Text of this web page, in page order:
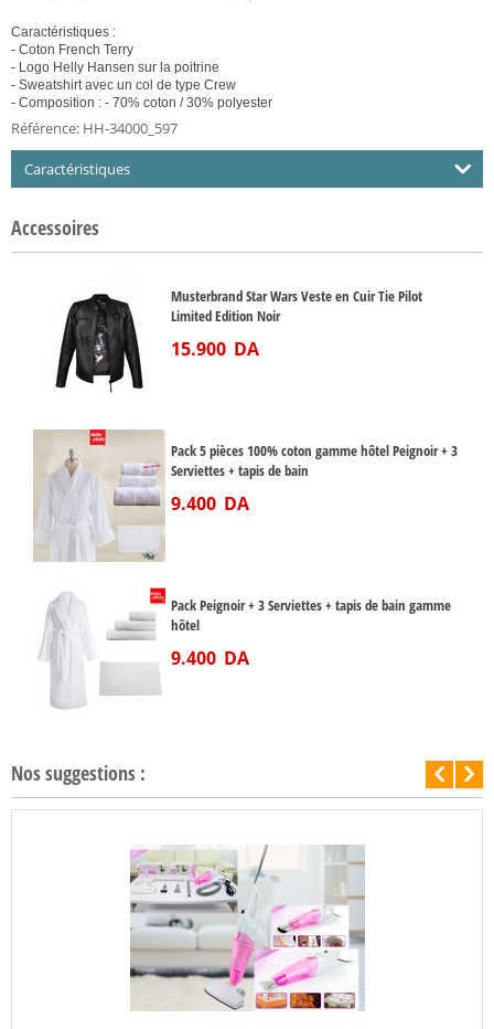
Caractéristiques :
- Coton French Terry
- Logo Helly Hansen sur la poitrine
- Sweatshirt avec un col de type Crew
- Composition : - 70% coton / 30% polyester
Référence: HH-34000_597
Caractéristiques
Accessoires
Musterbrand Star Wars Veste en Cuir Tie Pilot
Limited Edition Noir
15.900 DA
Pack 5 pièces 100% coton gamme hôtel Peignoir + 3
Serviettes + tapis de bain
9.400 DA
Pack Peignoir + 3 Serviettes + tapis de bain gamme
hôtel
9.400 DA
Nos suggestions :